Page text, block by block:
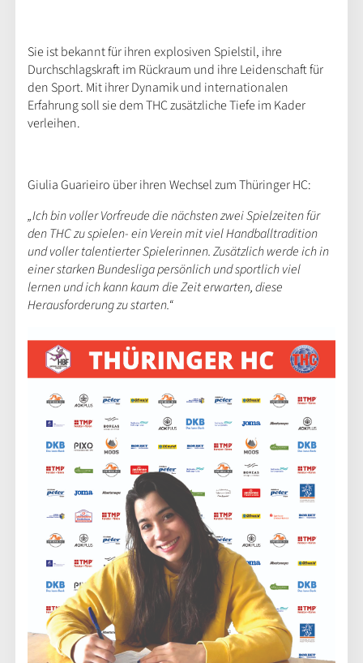
Sie ist bekannt für ihren explosiven Spielstil, ihre
Durchschlagskraft im Rückraum und ihre Leidenschaft für
den Sport. Mit ihrer Dynamik und internationalen
Erfahrung soll sie dem THC zusätzliche Tiefe im Kader
verleihen.
Giulia Guarieiro über ihren Wechsel zum Thüringer HC:
„Ich bin voller Vorfreude die nächsten zwei Spielzeiten für
den THC zu spielen- ein Verein mit viel Handballtradition
und voller talentierter Spielerinnen. Zusätzlich werde ich in
einer starken Bundesliga persönlich und sportlich viel
lernen und ich kann kaum die Zeit erwarten, diese
Herausforderung zu starten.“